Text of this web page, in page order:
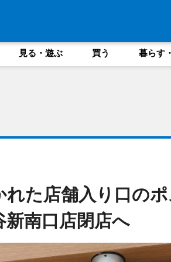
見る・遊ぶ 買う 暮らす
た店舗入り口のポ
新南口店閉店へ